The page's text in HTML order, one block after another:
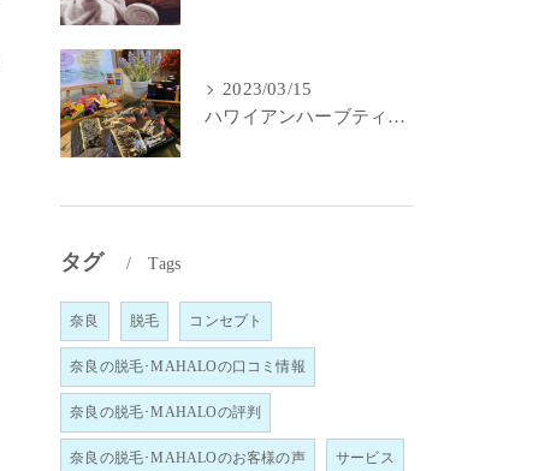
2023/03/15
ハワイアンハーブティー｜MahaLo Aloma Relaxation奈良
タグ Tags
奈良 脱毛 コンセプト
奈良の脱毛･MAHALOの口コミ情報
奈良の脱毛･MAHALOの評判
奈良の脱毛･MAHALOのお客様の声 サービス